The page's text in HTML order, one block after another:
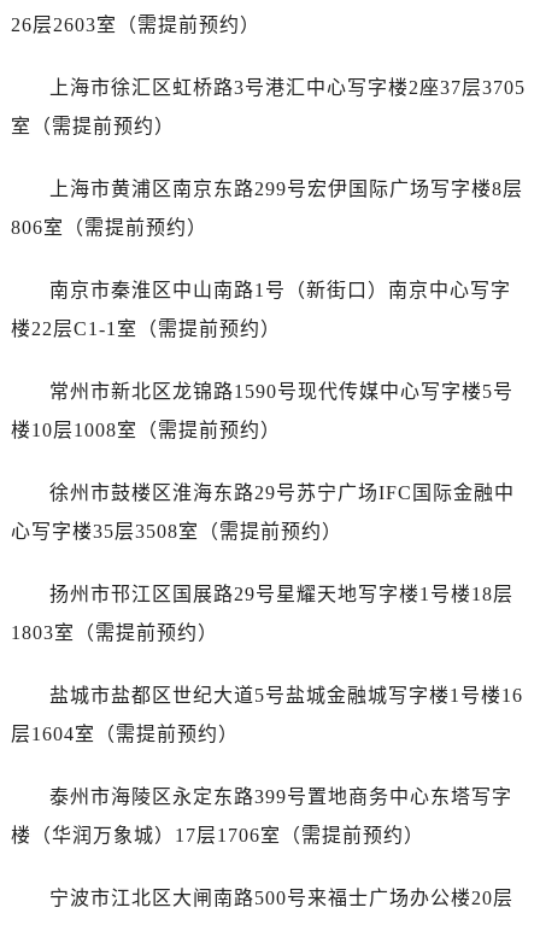
26层2603室（需提前预约）
上海市徐汇区虹桥路3号港汇中心写字楼2座37层3705
室（需提前预约）
上海市黄浦区南京东路299号宏伊国际广场写字楼8层
806室（需提前预约）
南京市秦淮区中山南路1号（新街口）南京中心写字
楼22层C1-1室（需提前预约）
常州市新北区龙锦路1590号现代传媒中心写字楼5号
楼10层1008室（需提前预约）
徐州市鼓楼区淮海东路29号苏宁广场IFC国际金融中
心写字楼35层3508室（需提前预约）
扬州市邗江区国展路29号星耀天地写字楼1号楼18层
1803室（需提前预约）
盐城市盐都区世纪大道5号盐城金融城写字楼1号楼16
层1604室（需提前预约）
泰州市海陵区永定东路399号置地商务中心东塔写字
楼（华润万象城）17层1706室（需提前预约）
宁波市江北区大闸南路500号来福士广场办公楼20层